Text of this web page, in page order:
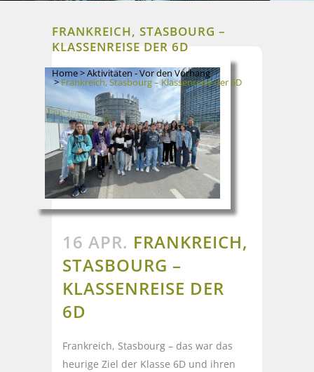
FRANKREICH, STASBOURG –
KLASSENREISE DER 6D
Home>Aktivitäten - Vor den Vorhang
>Frankreich, Stasbourg – Klassenreise der 6D
16 APR. FRANKREICH,
STASBOURG –
KLASSENREISE DER
6D
Frankreich, Stasbourg – das war das
heurige Ziel der Klasse 6D und ihren